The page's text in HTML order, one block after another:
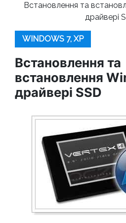
Встановлення та
драйвері
WINDOWS 7, XP
Встановлення та
встановлення
драйвері SSD